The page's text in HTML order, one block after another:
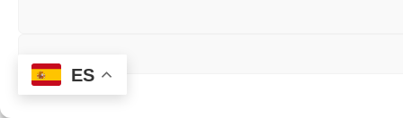
ES